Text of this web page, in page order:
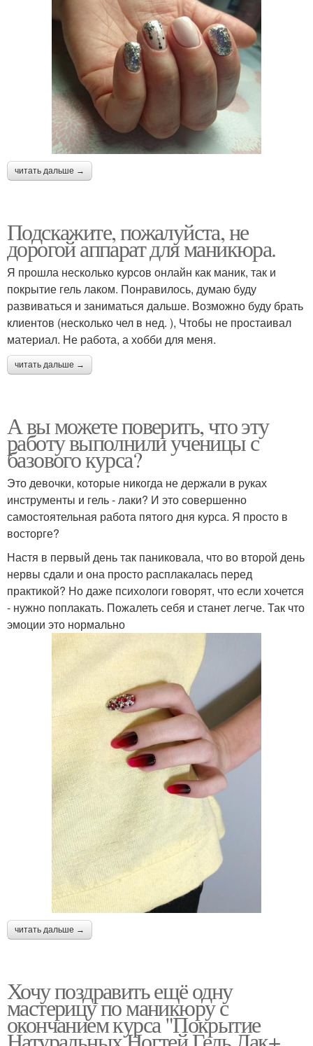
читать дальше →
Подскажите, пожалуйста, не
дорогой аппарат для маникюра.
Я прошла несколько курсов онлайн как маник, так и
покрытие гель лаком. Понравилось, думаю буду
развиваться и заниматься дальше. Возможно буду брать
клиентов (несколько чел в нед. ), Чтобы не простаивал
материал. Не работа, а хобби для меня.
читать дальше →
А вы можете поверить, что эту
работу выполнили ученицы с
базового курса?
Это девочки, которые никогда не держали в руках
инструменты и гель - лаки? И это совершенно
самостоятельная работа пятого дня курса. Я просто в
восторге?
Настя в первый день так паниковала, что во второй день
нервы сдали и она просто расплакалась перед
практикой? Но даже психологи говорят, что если хочется
- нужно поплакать. Пожалеть себя и станет легче. Так что
эмоции это нормально
читать дальше →
Хочу поздравить ещё одну
мастерицу по маникюру с
окончанием курса "Покрытие